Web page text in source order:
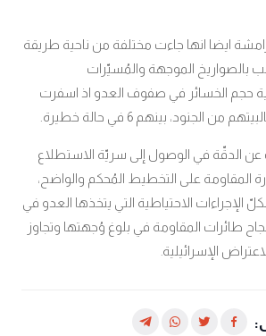
ايضا انها جاءت مختلفة من ناحية طريقة
بالصواريخ الموجهة ‏والمُسيّرات
حجم الخسائر في صفوف العدو اذ اسفرت
الدقّة في الوصول إلى سريّة الاستطلاع
المقاومة على التخطيط المُحكم والواضح،
الإجراءات الاحتياطية التي يتخذها العدو في
طائرات المقاومة في بلوغ وُجهتها وتجاوز
الإسرائيلية.